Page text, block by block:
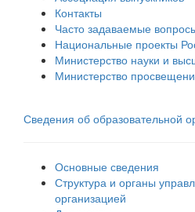
Контакты
Часто задаваемые
Национальные проекты
Министерство науки и
Министерство
Сведения об образовательной
Основные сведения
Структура и органы
организацией